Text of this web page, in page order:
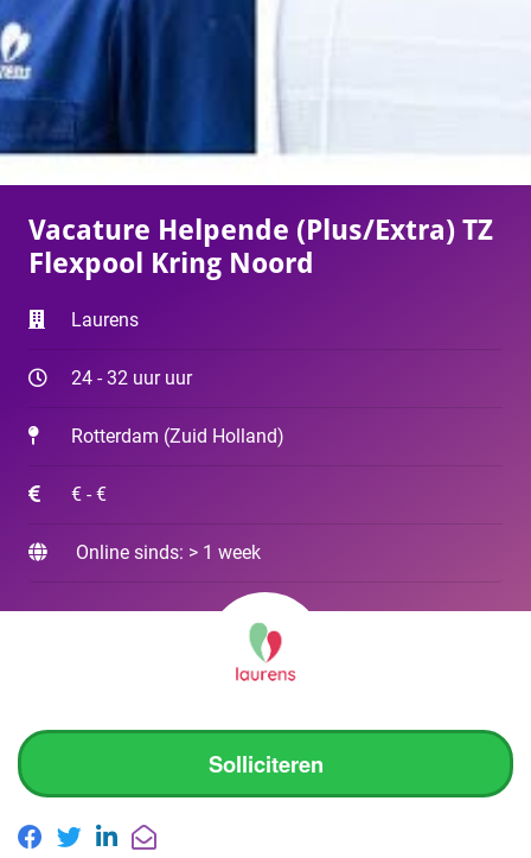
Vacature Helpende (Plus/Extra) TZ
Flexpool Kring Noord
Laurens
24 - 32 uur uur
Rotterdam (Zuid Holland)
€ - €
Online sinds: > 1 week
Solliciteren